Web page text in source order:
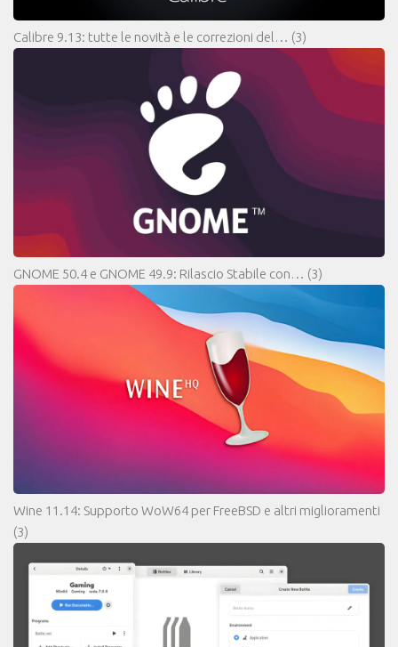
Calibre 9.13: tutte le novità e le correzioni del… (3)
GNOME 50.4 e GNOME 49.9: Rilascio Stabile con… (3)
Wine 11.14: Supporto WoW64 per FreeBSD e altri miglioramenti
(3)